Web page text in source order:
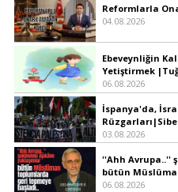
Reformlarla
04.08.2026
Ebeveynliğin
Yetiştirmek
06.08.2026
İspanya'da,
03.08.2026
''Ahh Avrupa..''
bütün
06.08.2026